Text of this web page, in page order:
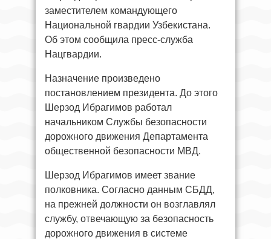
заместителем командующего
Национальной гвардии Узбекистана.
Об этом сообщила пресс-служба
Нацгвардии.
Назначение произведено
постановлением президента. До этого
Шерзод Ибрагимов работал
начальником Службы безопасности
дорожного движения Департамента
общественной безопасности МВД.
Шерзод Ибрагимов имеет звание
полковника. Согласно данным СБДД,
на прежней должности он возглавлял
службу, отвечающую за безопасность
дорожного движения в системе